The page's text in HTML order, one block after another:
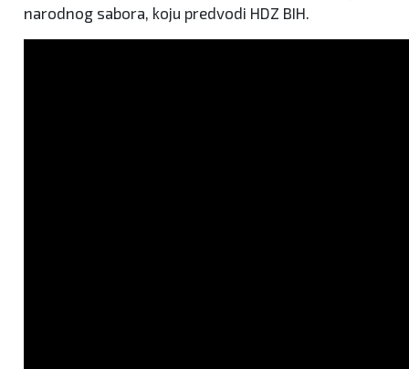
narodnog sabora, koju predvodi HDZ BIH.